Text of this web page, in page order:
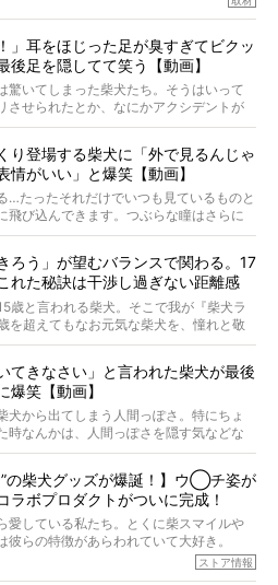
。
めた、お笑いコンビ「ニューヨーク」の
拒否柴を掘っていただきました！ イン
てご覧ください。
」耳をほじった足が臭すぎてビクッ
後足を隠してて笑う【動画】
驚いてしまった柴犬たち。そうはいって
させられたとか、なにかアクシデントが
いうことが原因ではありません。全ての
り登場する柴犬に「外で見るんじゃ
情がいい」と爆笑【動画】
…たったそれだけでいつも見ているものと
飛び込んできます。つぶらな瞳はさらに
フモフのお顔はさらにモフモフに見えま
ろう」が望むバランスで関わる。17
れた秘訣は干渉し過ぎない距離感
歳と言われる柴犬。そこで我が『柴犬ラ
を超えてもなお元気な柴犬を、憧れと敬
ンド柴”と呼んでいます。 この特集で
元気の秘訣や、老犬と暮らすうえで大切
オーナーさんに語っていただきます。今
のは、17歳のときろうくん。小さい頃か
め、何でも食べさせてきたということで
てきなさい」と言われた柴犬が最後
爆笑【動画】
犬から出てしまう人間っぽさ。特にちょ
時なんかは、人間っぽさを隠す気などな
。もしかして本当の本当は、中身は人間
”の柴犬グッズが爆誕！】ウ◯チ姿が
ラボプロダクトがついに完成！
愛している私たち。とくに柴スマイルや
彼らの特徴があらわれていて大好き。
…もうひとつ、忘れてはならない愛おしい
。それは、背中を丸めて“ウンチなう”の姿
ストア情報